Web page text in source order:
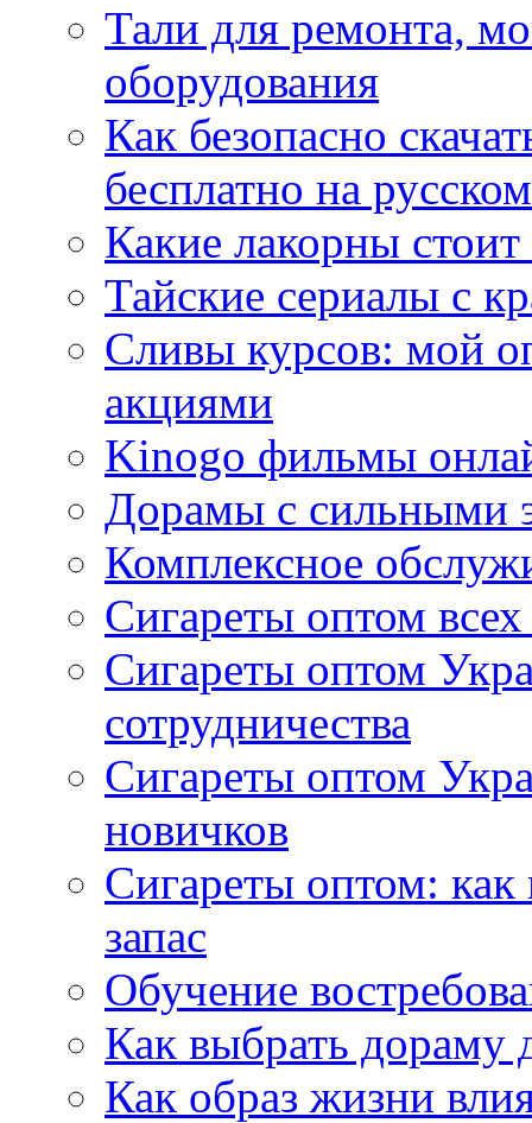
Тали для ремонта,
оборудования
Как безопасно
бесплатно на
Какие лакорны
Тайские сериалы с
Сливы курсов: мой
акциями
Kinogo фильмы
Дорамы с сильными
Комплексное
Сигареты оптом
Сигареты оптом
сотрудничества
Сигареты оптом
новичков
Сигареты оптом:
запас
Обучение
Как выбрать дораму
Как образ жизни